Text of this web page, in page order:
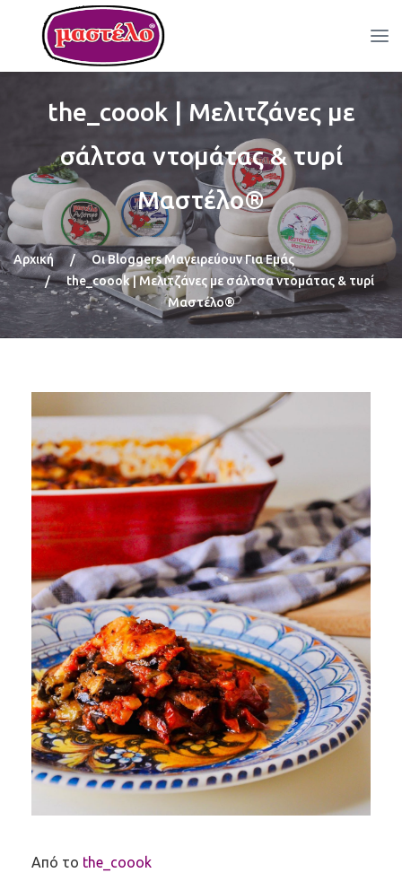
the_coook | Μελιτζάνες με
σάλτσα ντομάτας & τυρί
Μαστέλο®
Αρχική /
Οι Bloggers Μαγειρεύουν Για Εμάς
/
the_coook | Μελιτζάνες με σάλτσα ντομάτας & τυρί
Μαστέλο®
Από το the_coook